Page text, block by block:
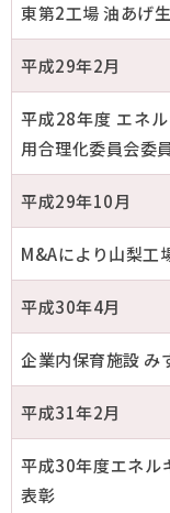
東第2工場 油あげ
平成29年2月
平成28年度 エネ
用合理化委員会委
平成29年10月
M&Aにより山梨工
平成30年4月
企業内保育施設 み
平成31年2月
平成30年度エネル
表彰